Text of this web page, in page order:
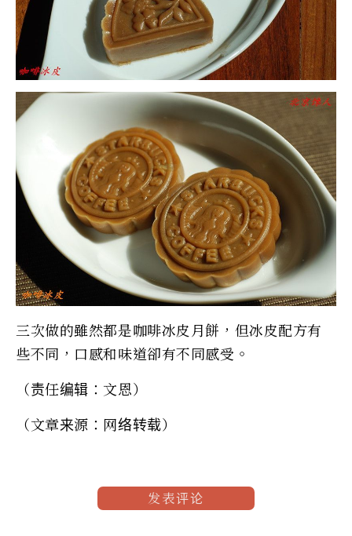
三次做的雖然都是咖啡冰皮月餅，但冰皮配方有
些不同，口感和味道卻有不同感受。
（责任编辑：文恩）
（文章来源：网络转载）
发表评论